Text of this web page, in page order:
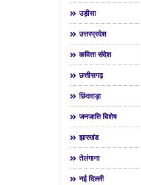
उड़ीसा
उत्तरप्रदेश
कविता संदेश
छत्तीसगढ़
छिंदवाड़ा
जनजाति विशेष
झारखंड
तेलंगाना
नई दिल्ली